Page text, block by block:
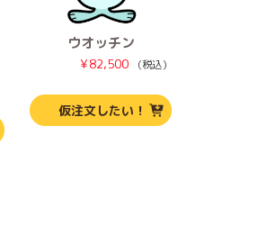
ウオッチン
¥82,500 （税込）
仮注文したい！